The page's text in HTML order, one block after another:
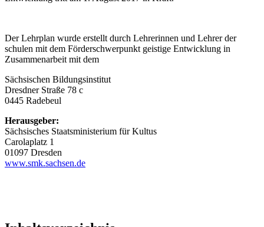
Der Lehrplan wurde erstellt durch Lehrerinnen und Lehrer der
schulen mit dem Förderschwerpunkt geistige Entwicklung in
Zusammenarbeit mit dem
Sächsischen Bildungsinstitut
Dresdner Straße 78 c
0445 Radebeul
Herausgeber:
Sächsisches Staatsministerium für Kultus
Carolaplatz 1
01097 Dresden
www.smk.sachsen.de